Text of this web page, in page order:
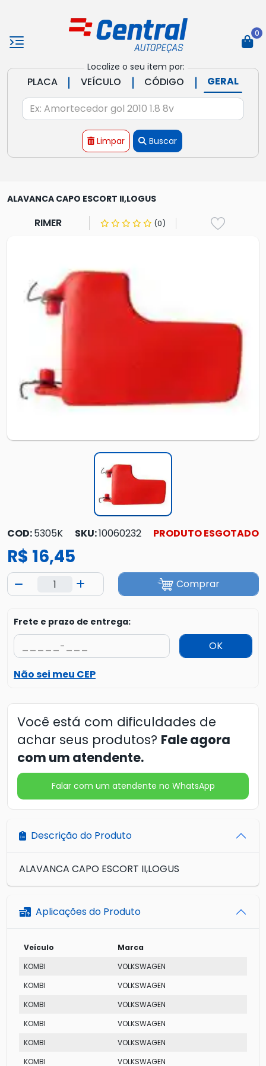
Localize o seu item por:
PLACA | VEÍCULO | CÓDIGO | GERAL
Limpar Buscar
0
ALAVANCA CAPO ESCORT II,LOGUS
RIMER (0)
COD:5305K SKU:10060232 PRODUTO ESGOTADO
R$ 16,45
Comprar
Frete e prazo de entrega:
OK
Não sei meu CEP
Você está com dificuldades de
achar seus produtos? Fale agora
com um atendente.
Falar com um atendente no WhatsApp
Descrição do Produto
ALAVANCA CAPO ESCORT II,LOGUS
Aplicações do Produto
Veículo Marca
KOMBI
VOLKSWAGEN
KOMBI
VOLKSWAGEN
KOMBI
VOLKSWAGEN
KOMBI
VOLKSWAGEN
KOMBI
VOLKSWAGEN
KOMBI
VOLKSWAGEN